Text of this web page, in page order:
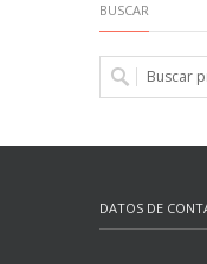
BUSCAR
DATOS DE